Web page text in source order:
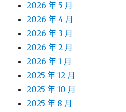
2026 年 5 月
2026 年 4 月
2026 年 3 月
2026 年 2 月
2026 年 1 月
2025 年 12 月
2025 年 10 月
2025 年 8 月